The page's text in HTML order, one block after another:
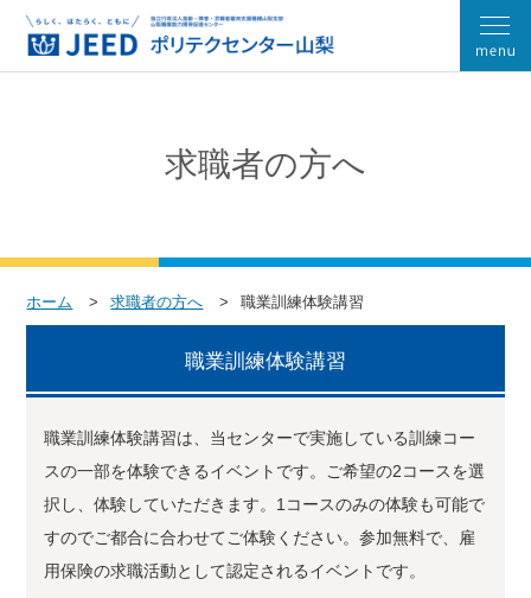
求職者の方へ
ホーム 求職者の方へ 職業訓練体験講習
職業訓練体験講習
職業訓練体験講習は、当センターで実施している訓練コー
スの一部を体験できるイベントです。ご希望の2コースを選
択し、体験していただきます。1コースのみの体験も可能で
すのでご都合に合わせてご体験ください。参加無料で、雇
用保険の求職活動として認定されるイベントです。